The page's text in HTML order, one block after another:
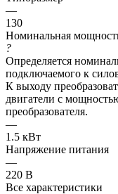
—
130
Номинальная
?
Определяется
подключаемого к
К выходу
двигатели с
преобразователя.
—
1.5 кВт
Напряжение питания
—
220 В
Все характеристики